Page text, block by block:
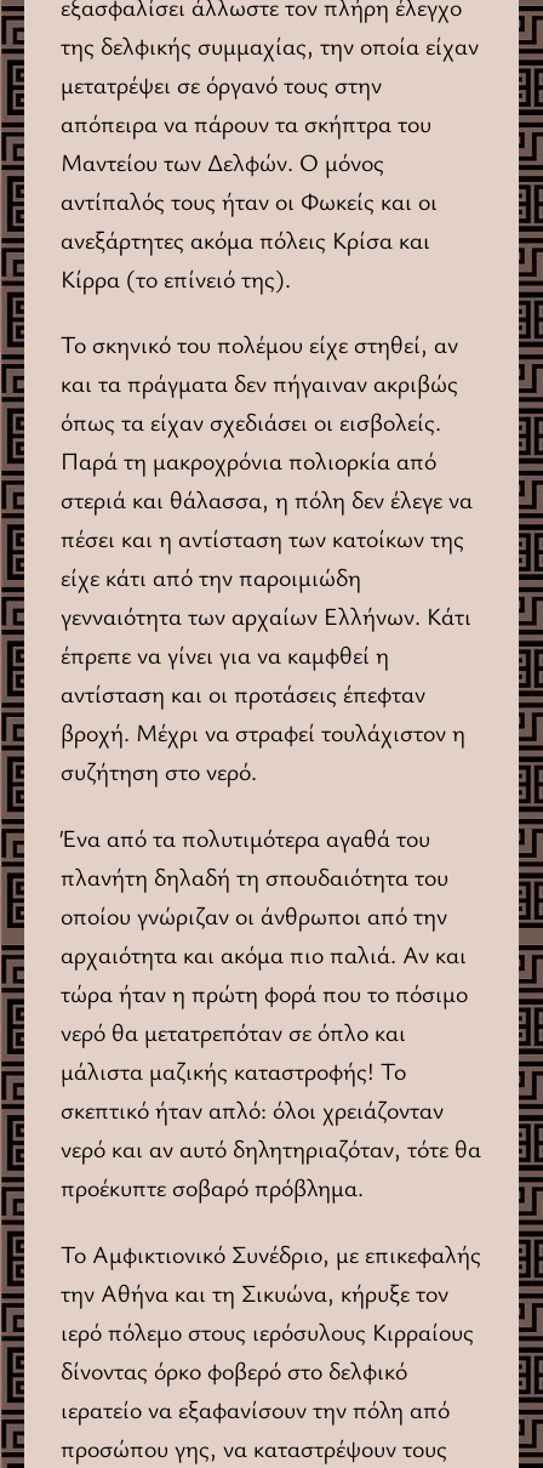
της δελφικής συμμαχίας, την οποία είχαν
μετατρέψει σε όργανό τους στην
απόπειρα να πάρουν τα σκήπτρα του
Μαντείου των Δελφών. Ο μόνος
αντίπαλός τους ήταν οι Φωκείς και οι
ανεξάρτητες ακόμα πόλεις Κρίσα και
Κίρρα (το επίνειό της).
Το σκηνικό του πολέμου είχε στηθεί, αν
και τα πράγματα δεν πήγαιναν ακριβώς
όπως τα είχαν σχεδιάσει οι εισβολείς.
Παρά τη μακροχρόνια πολιορκία από
στεριά και θάλασσα, η πόλη δεν έλεγε να
πέσει και η αντίσταση των κατοίκων της
είχε κάτι από την παροιμιώδη
γενναιότητα των αρχαίων Ελλήνων. Κάτι
έπρεπε να γίνει για να καμφθεί η
αντίσταση και οι προτάσεις έπεφταν
βροχή. Μέχρι να στραφεί τουλάχιστον η
συζήτηση στο νερό.
Ένα από τα πολυτιμότερα αγαθά του
πλανήτη δηλαδή τη σπουδαιότητα του
οποίου γνώριζαν οι άνθρωποι από την
αρχαιότητα και ακόμα πιο παλιά. Αν και
τώρα ήταν η πρώτη φορά που το πόσιμο
νερό θα μετατρεπόταν σε όπλο και
μάλιστα μαζικής καταστροφής! Το
σκεπτικό ήταν απλό: όλοι χρειάζονταν
νερό και αν αυτό δηλητηριαζόταν, τότε θα
προέκυπτε σοβαρό πρόβλημα.
Το Αμφικτιονικό Συνέδριο, με επικεφαλής
την Αθήνα και τη Σικυώνα, κήρυξε τον
ιερό πόλεμο στους ιερόσυλους Κιρραίους
δίνοντας όρκο φοβερό στο δελφικό
ιερατείο να εξαφανίσουν την πόλη από
προσώπου γης, να καταστρέψουν τους